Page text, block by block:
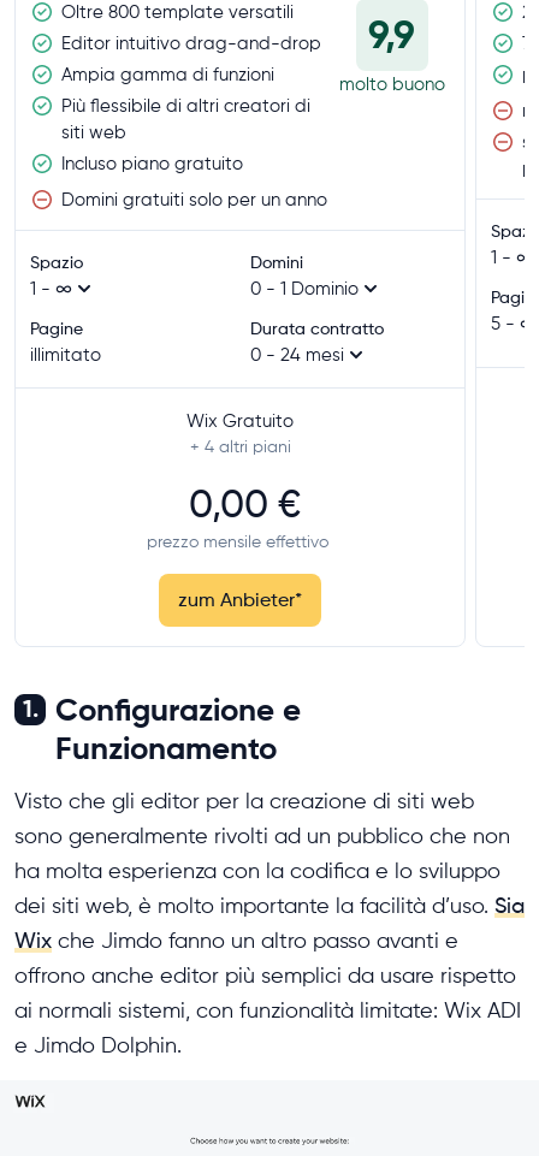
Oltre 800 template versatili
Editor intuitivo drag-and-drop
Ampia gamma di funzioni
Più flessibile di altri creatori di
siti web
Incluso piano gratuito
Domini gratuiti solo per un anno
9,9
molto buono
Spazio
1 - ∞
Domini
0 - 1 Dominio
Pagine
illimitato
Durata contratto
0 - 24 mesi
Wix Gratuito
+ 4 altri piani
0,00 €
prezzo mensile effettivo
zum Anbieter*
2
1 - ∞
5 - ∞
1.
Configurazione e
Funzionamento
Visto che gli editor per la creazione di siti web
sono generalmente rivolti ad un pubblico che non
ha molta esperienza con la codifica e lo sviluppo
dei siti web, è molto importante la facilità d’uso. Sia
Wix che Jimdo fanno un altro passo avanti e
offrono anche editor più semplici da usare rispetto
ai normali sistemi, con funzionalità limitate: Wix ADI
e Jimdo Dolphin.